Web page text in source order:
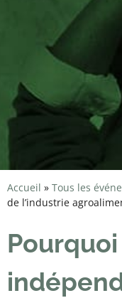
Accueil » Tous les
de l’industrie